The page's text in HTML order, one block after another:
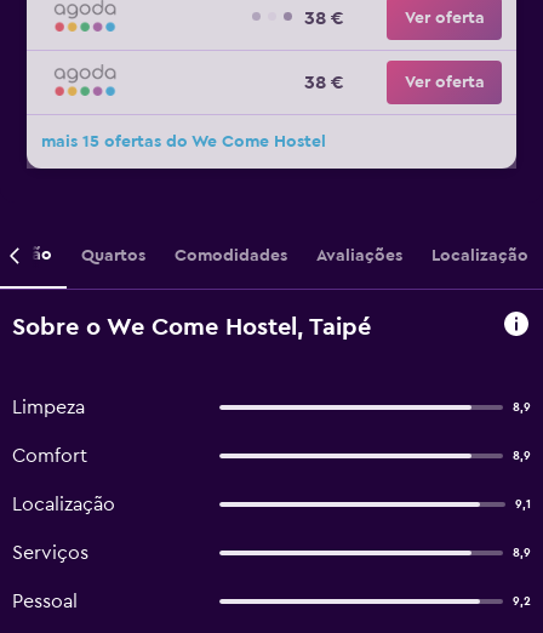
38 € Ver oferta
38 € Ver oferta
mais 15 ofertas do We Come Hostel
Quartos Comodidades Avaliações Localização
Sobre o We Come Hostel, Taipé
Limpeza 8,9
Comfort 8,9
Localização 9,1
Serviços 8,9
Pessoal 9,2